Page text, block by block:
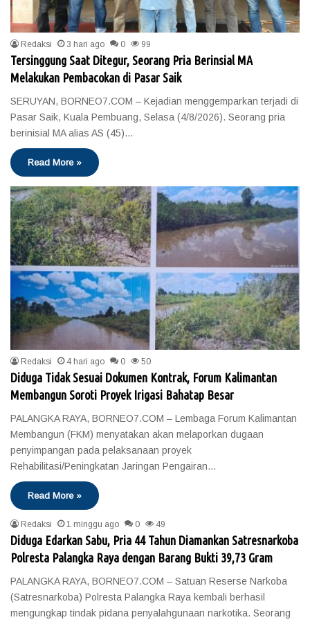
Redaksi 3 hari ago 0 99
Tersinggung Saat Ditegur, Seorang Pria Berinsial MA
Melakukan Pembacokan di Pasar Saik
SERUYAN, BORNEO7.COM – Kejadian menggemparkan terjadi di
Pasar Saik, Kuala Pembuang, Selasa (4/8/2026). Seorang pria
berinisial MA alias AS (45)…
Read More »
Redaksi 4 hari ago 0 50
Diduga Tidak Sesuai Dokumen Kontrak, Forum Kalimantan
Membangun Soroti Proyek Irigasi Bahatap Besar
PALANGKA RAYA, BORNEO7.COM – Lembaga Forum Kalimantan
Membangun (FKM) menyatakan akan melaporkan dugaan
penyimpangan pada pelaksanaan proyek
Rehabilitasi/Peningkatan Jaringan Pengairan…
Read More »
Redaksi 1 minggu ago 0 49
Diduga Edarkan Sabu, Pria 44 Tahun Diamankan Satresnarkoba
Polresta Palangka Raya dengan Barang Bukti 39,73 Gram
PALANGKA RAYA, BORNEO7.COM – Satuan Reserse Narkoba
(Satresnarkoba) Polresta Palangka Raya kembali berhasil
mengungkap tindak pidana penyalahgunaan narkotika. Seorang